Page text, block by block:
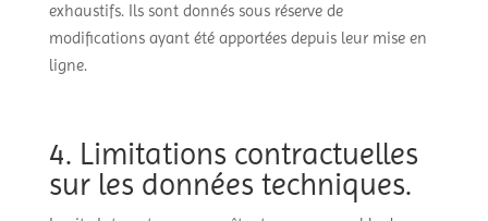
exhaustifs. Ils sont donnés sous réserve de
modifications ayant été apportées depuis leur mise en
ligne.
4. Limitations contractuelles
sur les données techniques.